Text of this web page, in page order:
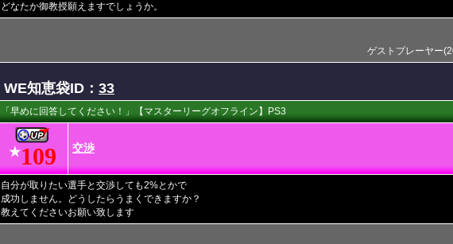
どなたか御教授願えますでしょうか。
ゲストプレーヤー
WE知恵袋ID： 33
「早めに回答してください！」【マスターリーグオフライン】PS3
★109 交渉
自分が取りたい選手と交渉しても2%とかで
成功しません。どうしたらうまくできますか？
教えてくださいお願い致します